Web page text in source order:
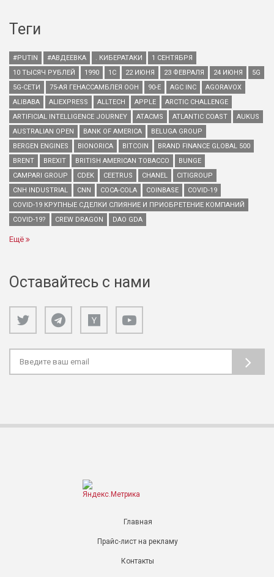
Теги
#PUTIN #АВДЕЕВКА . КИБЕРАТАКИ
1 СЕНТЯБРЯ
10 ТЫСЯЧ РУБЛЕЙ
1990 1С 22 ИЮНЯ 23 ФЕВРАЛЯ 24 ИЮНЯ
5G
5G-СЕТИ
75-АЯ ГЕНАССАМБЛЕЯ ООН 90-Е AGC INC
AGORAVOX
ALIBABA
ALIEXPRESS ALLTECH APPLE
ARCTIC CHALLENGE
ARTIFICIAL INTELLIGENCE JOURNEY
ATACMS ATLANTIC COAST
AUKUS
AUSTRALIAN OPEN
BANK OF AMERICA
BELUGA GROUP
BERGEN ENGINES
BIONORICA BITCOIN
BRAND FINANCE GLOBAL 500
BRENT
BREXIT BRITISH AMERICAN TOBACCO
BUNGE
CAMPARI GROUP
CDEK CEETRUS CHANEL
CITIGROUP
CNH INDUSTRIAL
CNN COCA-COLA COINBASE
COVID-19
COVID-19 КРУПНЫЕ СДЕЛКИ СЛИЯНИЕ И ПРИОБРЕТЕНИЕ КОМПАНИЙ
COVID-19?
CREW DRAGON DAO GDA
Ещё
Оставайтесь с нами
Главная
Прайс-лист на рекламу
Контакты